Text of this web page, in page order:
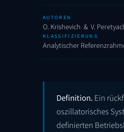
AUTOREN
O. Krishevich & V.
KLASSIFIZIERUNG
Analytischer
Definition. Ein
oszillatorisches
definierten